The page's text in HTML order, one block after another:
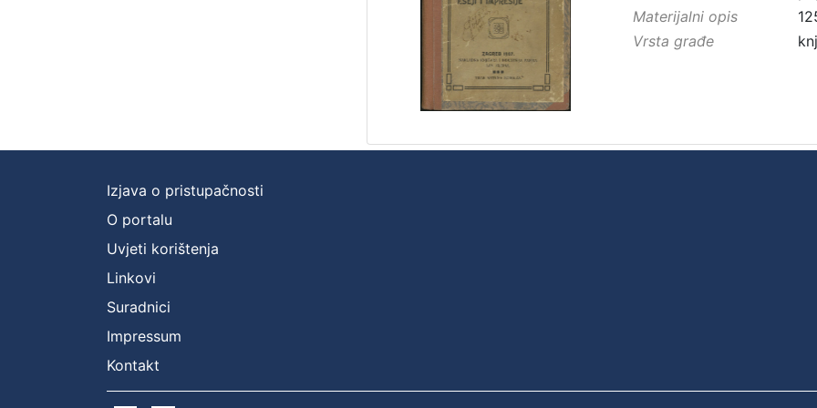
Materijalni opis
Vrsta građe
Izjava o pristupačnosti
O portalu
Uvjeti korištenja
Linkovi
Suradnici
Impressum
Kontakt